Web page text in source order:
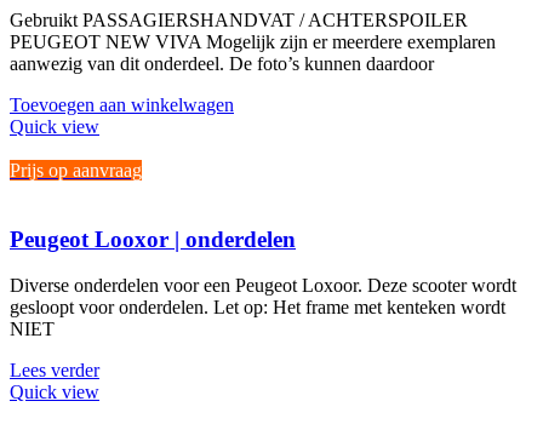
Gebruikt PASSAGIERSHANDVAT / ACHTERSPOILER
PEUGEOT NEW VIVA Mogelijk zijn er meerdere exemplaren
aanwezig van dit onderdeel. De foto’s kunnen daardoor
Toevoegen aan winkelwagen
Quick view
Prijs op aanvraag
Peugeot Looxor | onderdelen
Diverse onderdelen voor een Peugeot Loxoor. Deze scooter wordt
gesloopt voor onderdelen. Let op: Het frame met kenteken wordt
NIET
Lees verder
Quick view